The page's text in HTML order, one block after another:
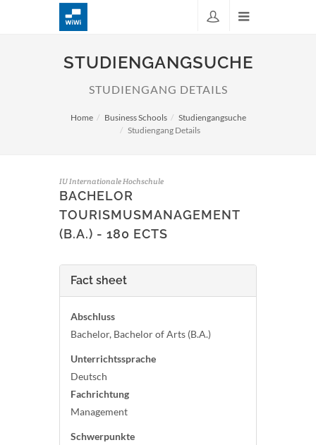
STUDIENGANGSUCHE
STUDIENGANG DETAILS
Home Business Schools
Studiengangsuche
Studiengang Details
IU Internationale Hochschule
BACHELOR
TOURISMUSMANAGEMENT
(B.A.) - 180 ECTS
Fact sheet
Abschluss
Bachelor, Bachelor of Arts (B.A.)
Unterrichtssprache
Deutsch
Fachrichtung
Management
Schwerpunkte